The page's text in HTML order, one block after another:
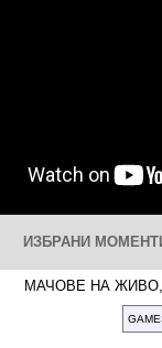
ИЗБРАНИ
МАЧОВЕ НА ЖИВО,